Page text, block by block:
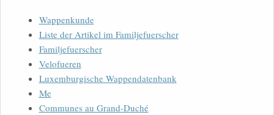
Wappenkunde
Liste der Artikel im Familjefuerscher
Familjefuerscher
Velofueren
Luxemburgische Wappendatenbank
Me
Communes au Grand-Duché